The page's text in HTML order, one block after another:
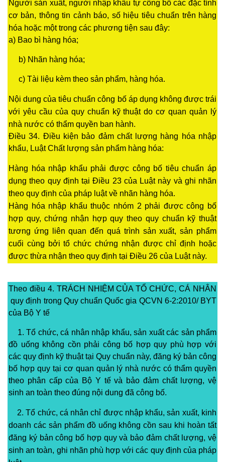
Người sản xuất, người nhập khẩu tự công bố các đặc tính
cơ bản, thông tin cảnh báo, số hiệu tiêu chuẩn trên hàng
hóa hoặc một trong các phương tiện sau đây:
a) Bao bì hàng hóa;
b) Nhãn hàng hóa;
c) Tài liệu kèm theo sản phẩm, hàng hóa.
Nội dung của tiêu chuẩn công bố áp dụng không được trái
với yêu cầu của quy chuẩn kỹ thuật do cơ quan quản lý
nhà nước có thẩm quyền ban hành.
Điều 34. Điều kiện bảo đảm chất lượng hàng hóa nhập
khẩu, Luật Chất lượng sản phẩm hàng hóa:
Hàng hóa nhập khẩu phải được công bố tiêu chuẩn áp
dụng theo quy định tại Điều 23 của Luật này và ghi nhãn
theo quy định của pháp luật về nhãn hàng hóa.
Hàng hóa nhập khẩu thuộc nhóm 2 phải được công bố
hợp quy, chứng nhận hợp quy theo quy chuẩn kỹ thuật
tương ứng liên quan đến quá trình sản xuất, sản phẩm
cuối cùng bởi tổ chức chứng nhận được chỉ định hoặc
được thừa nhận theo quy định tại Điều 26 của Luật này.
Theo điều 4. TRÁCH NHIỆM CỦA TỔ CHỨC, CÁ NHÂN
quy định trong Quy chuẩn Quốc gia QCVN 6-2:2010/ BYT
của Bộ Y tế
1. Tổ chức, cá nhân nhập khẩu, sản xuất các sản phẩm
đồ uống không cồn phải công bố hợp quy phù hợp với
các quy định kỹ thuật tại Quy chuẩn này, đăng ký bản công
bố hợp quy tại cơ quan quản lý nhà nước có thẩm quyền
theo phân cấp của Bộ Y tế và bảo đảm chất lượng, vệ
sinh an toàn theo đúng nội dung đã công bố.
2. Tổ chức, cá nhân chỉ được nhập khẩu, sản xuất, kinh
doanh các sản phẩm đồ uống không cồn sau khi hoàn tất
đăng ký bản công bố hợp quy và bảo đảm chất lượng, vệ
sinh an toàn, ghi nhãn phù hợp với các quy định của pháp